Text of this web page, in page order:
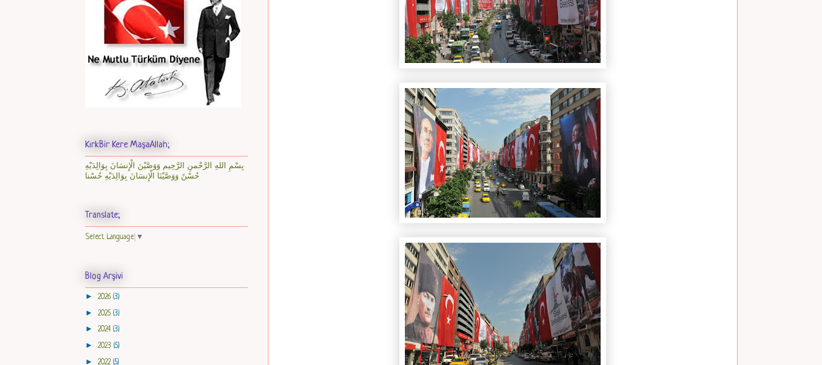
KırkBir Kere MaşaAllah;
بِسْمِ اللهِ الرَّحْمنِ الرَّحِيم وَوَصَّيْنَ الْإِنسَانَ بِوَالِدَيْهِ
حُسْنً وَوَصَّيْنَا الْإِنسَانَ بِوَالِدَيْهِ حُسْنا
Translate;
Select Language ▼
Blog Arşivi
► 2026 (3)
► 2025 (3)
► 2024 (3)
► 2023 (5)
► 2022 (5)